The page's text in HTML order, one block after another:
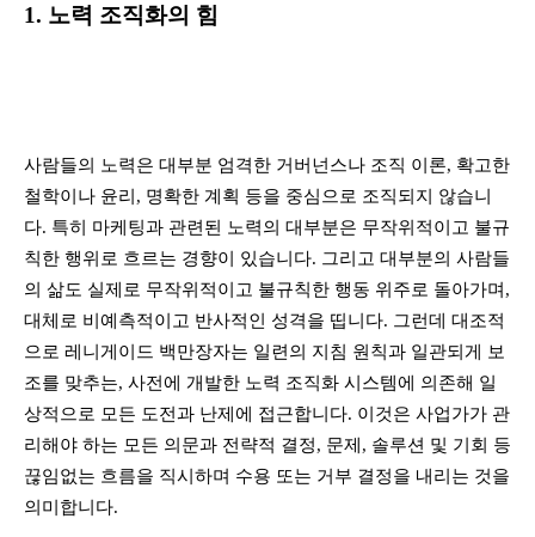
1. 노력 조직화의 힘
사람들의 노력은 대부분 엄격한 거버넌스나 조직 이론, 확고한
철학이나 윤리, 명확한 계획 등을 중심으로 조직되지 않습니
다. 특히 마케팅과 관련된 노력의 대부분은 무작위적이고 불규
칙한 행위로 흐르는 경향이 있습니다. 그리고 대부분의 사람들
의 삶도 실제로 무작위적이고 불규칙한 행동 위주로 돌아가며,
대체로 비예측적이고 반사적인 성격을 띱니다. 그런데 대조적
으로 레니게이드 백만장자는 일련의 지침 원칙과 일관되게 보
조를 맞추는, 사전에 개발한 노력 조직화 시스템에 의존해 일
상적으로 모든 도전과 난제에 접근합니다. 이것은 사업가가 관
리해야 하는 모든 의문과 전략적 결정, 문제, 솔루션 및 기회 등
끊임없는 흐름을 직시하며 수용 또는 거부 결정을 내리는 것을
의미합니다.